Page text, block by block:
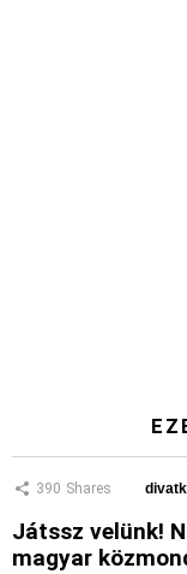
390 Shares
Játssz velünk!
magyar